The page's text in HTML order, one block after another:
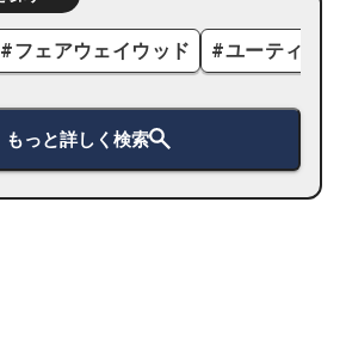
#フェアウェイウッド #ユーティリ
もっと詳しく検索